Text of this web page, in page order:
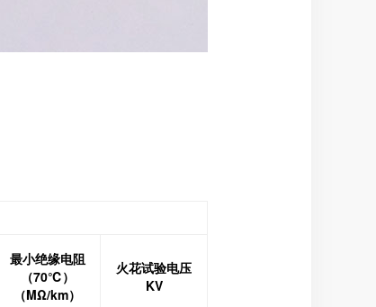
最小绝缘电阻
（70℃）
（MΩ/km）
火花试验电压
KV